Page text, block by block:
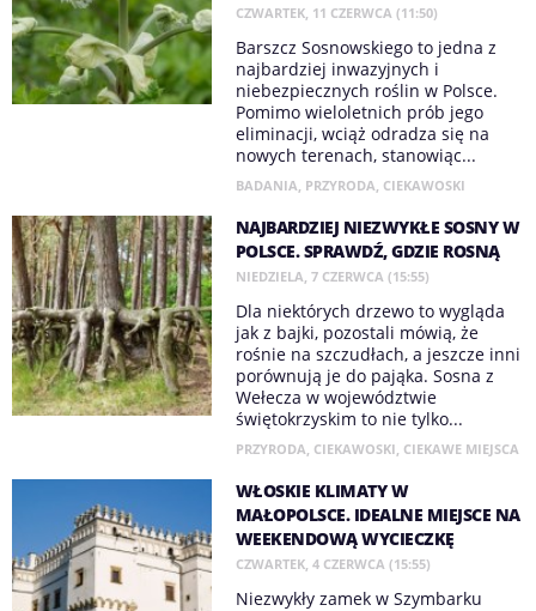
CZWARTEK, 11 CZERWCA (11:50)
Barszcz Sosnowskiego to jedna z
najbardziej inwazyjnych i
niebezpiecznych roślin w Polsce.
Pomimo wieloletnich prób jego
eliminacji, wciąż odradza się na
nowych terenach, stanowiąc...
BADANIA, PRZYRODA, CIEKAWOSKI
NAJBARDZIEJ NIEZWYKŁE SOSNY W
POLSCE. SPRAWDŹ, GDZIE ROSNĄ
NIEDZIELA, 7 CZERWCA (15:55)
Dla niektórych drzewo to wygląda
jak z bajki, pozostali mówią, że
rośnie na szczudłach, a jeszcze inni
porównują je do pająka. Sosna z
Wełecza w województwie
świętokrzyskim to nie tylko...
PRZYRODA, CIEKAWOSKI, CIEKAWE MIEJSCA
WŁOSKIE KLIMATY W
MAŁOPOLSCE. IDEALNE MIEJSCE NA
WEEKENDOWĄ WYCIECZKĘ
CZWARTEK, 4 CZERWCA (15:55)
Niezwykły zamek w Szymbarku